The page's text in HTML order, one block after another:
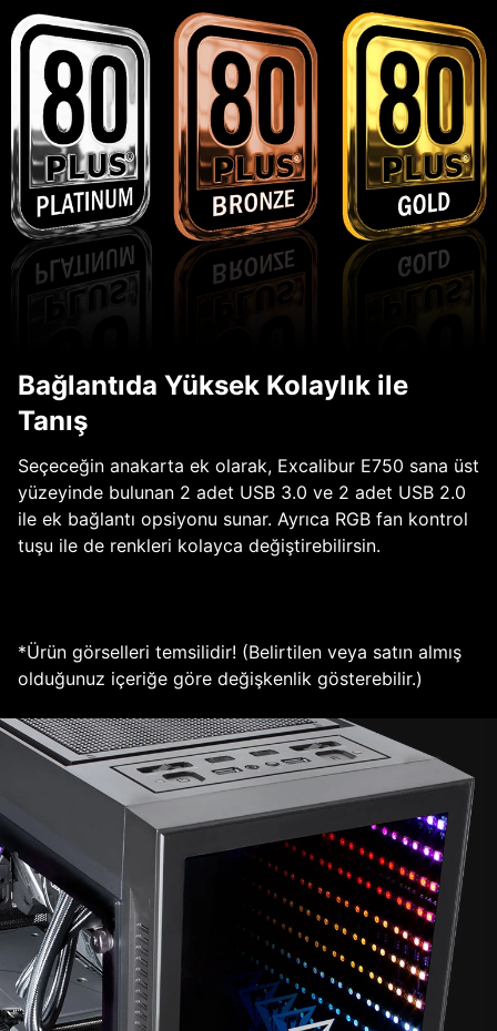
Bağlantıda Yüksek Kolaylık ile
Tanış
Seçeceğin anakarta ek olarak, Excalibur E750 sana üst
yüzeyinde bulunan 2 adet USB 3.0 ve 2 adet USB 2.0
ile ek bağlantı opsiyonu sunar. Ayrıca RGB fan kontrol
tuşu ile de renkleri kolayca değiştirebilirsin.
*Ürün görselleri temsilidir! (Belirtilen veya satın almış
olduğunuz içeriğe göre değişkenlik gösterebilir.)